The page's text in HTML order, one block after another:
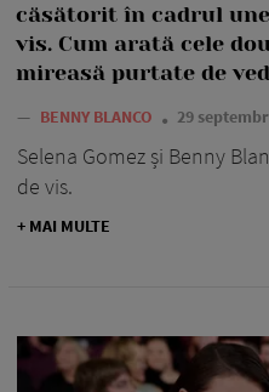
căsătorit în cadrul
vis. Cum arată cele
mireasă purtate de
— BENNY BLANCO 29
Selena Gomez și Benny
de vis.
+ MAI MULTE